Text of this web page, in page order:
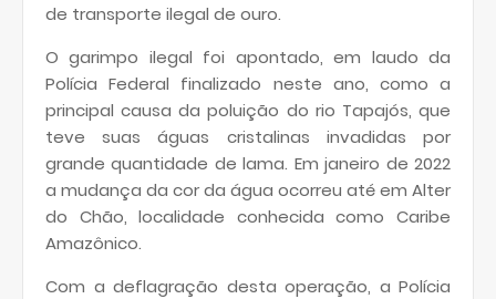
de transporte ilegal de ouro.
O garimpo ilegal foi apontado, em laudo da
Polícia Federal finalizado neste ano, como a
principal causa da poluição do rio Tapajós, que
teve suas águas cristalinas invadidas por
grande quantidade de lama. Em janeiro de 2022
a mudança da cor da água ocorreu até em Alter
do Chão, localidade conhecida como Caribe
Amazônico.
Com a deflagração desta operação, a Polícia